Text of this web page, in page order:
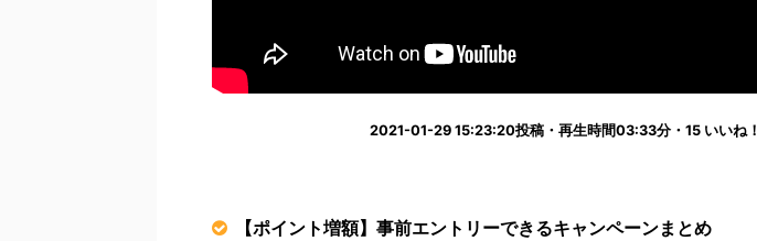
2021-01-29 15:23:20投稿・再生時間03:33分・15 いいね！
【ポイント増額】事前エントリーできるキャンペーンまとめ